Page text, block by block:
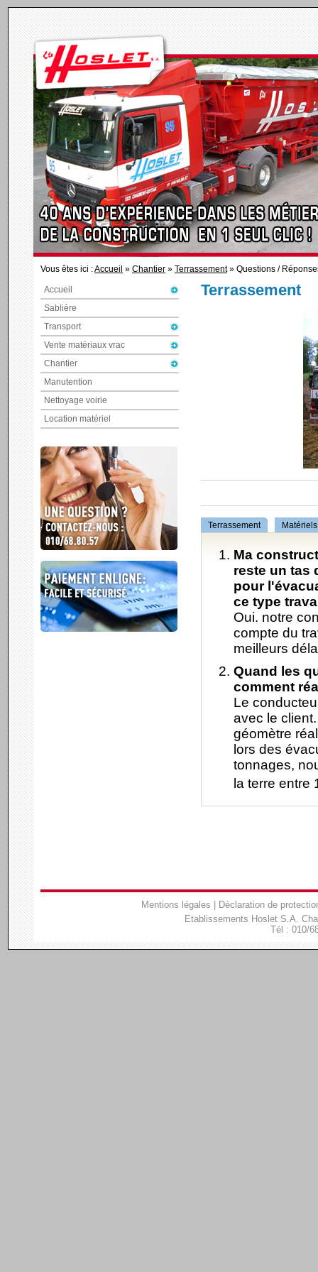
Vous êtes ici :Accueil » Chantier » Terrassement» Questions /
Accueil
Sablière
Transport
Vente matériaux vrac
Chantier
Manutention
Nettoyage voirie
Location matériel
Terrassement
Terrassement Matériels
Ma
reste un tas
pour
ce type
Oui. notre
compte du
meilleurs
Quand les
comment
Le
avec le
géomètre
lors des
tonnages,
la terre entre
Mentions légales
Déclaration de
Etablissements Hoslet S.A.
Tél : 010/